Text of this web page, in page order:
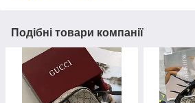
Подібні товари компанії